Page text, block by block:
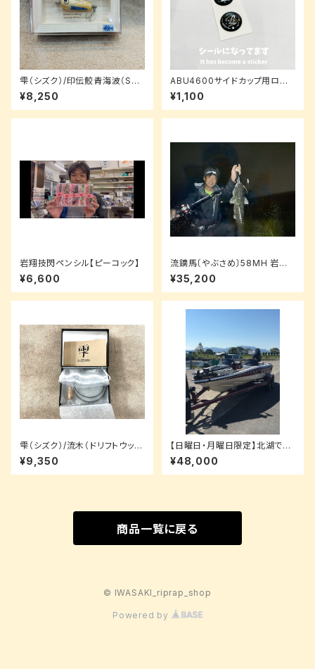
雫（シズク）/印伝鮫青海波（Sha
rk Seigaiha）/3.5cm【ルアー
パッケージ】
¥8,250
ABU4600サイドカップ用ロゴ
ドームシール
¥1,100
岩翔技閃ペンシル【ピーコック】
¥6,600
流鏑馬〔やぶさめ〕58MH 岩翔
技閃 鯰用
¥35,200
雫（シズク）/流木（ドリフトウッ
ド）/2.5cm【ネックレスパッケー
ジ】
¥9,350
【日曜日・月曜日限定】北湖で一
日ボートでバス釣りガイド
¥48,000
商品一覧に戻る
© IWASAKI_riprap_shop
Powered by